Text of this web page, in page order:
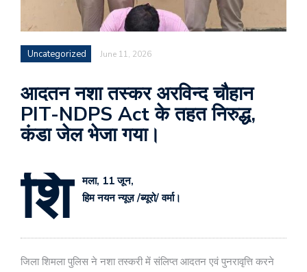
Uncategorized June 11, 2026
आदतन नशा तस्कर अरविन्द चौहान
PIT-NDPS Act के तहत निरुद्ध,
कंडा जेल भेजा गया।
शि
मला, 11 जून,
हिम नयन न्यूज़ /ब्यूरो/ वर्मा।
जिला शिमला पुलिस ने नशा तस्करी में संलिप्त आदतन एवं पुनरावृत्ति करने